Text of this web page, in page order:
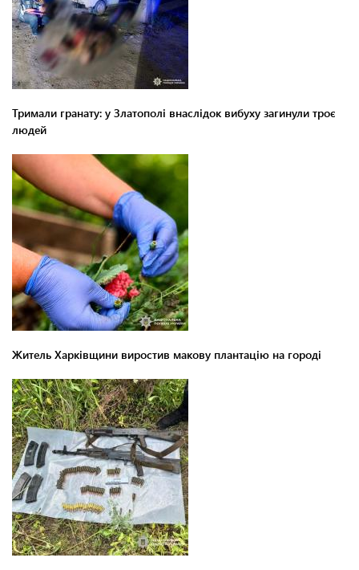
Тримали гранату: у Златополі внаслідок вибуху загинули троє
людей
Житель Харківщини виростив макову плантацію на городі